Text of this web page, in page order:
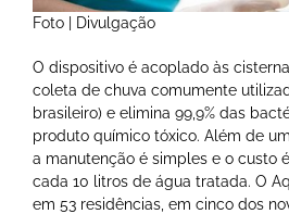
Foto | Divulgação
O dispositivo é acoplado às
coleta de chuva comumente
brasileiro) e elimina 99,9% das
produto químico tóxico. Além de
a manutenção é simples e o custo
cada 10 litros de água tratada. O
em 53 residências, em cinco dos